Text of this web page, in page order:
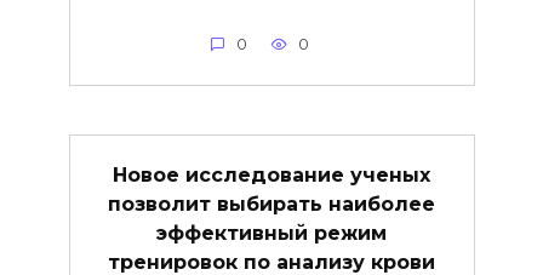
0 0
Новое исследование ученых
позволит выбирать наиболее
эффективный режим
тренировок по анализу крови